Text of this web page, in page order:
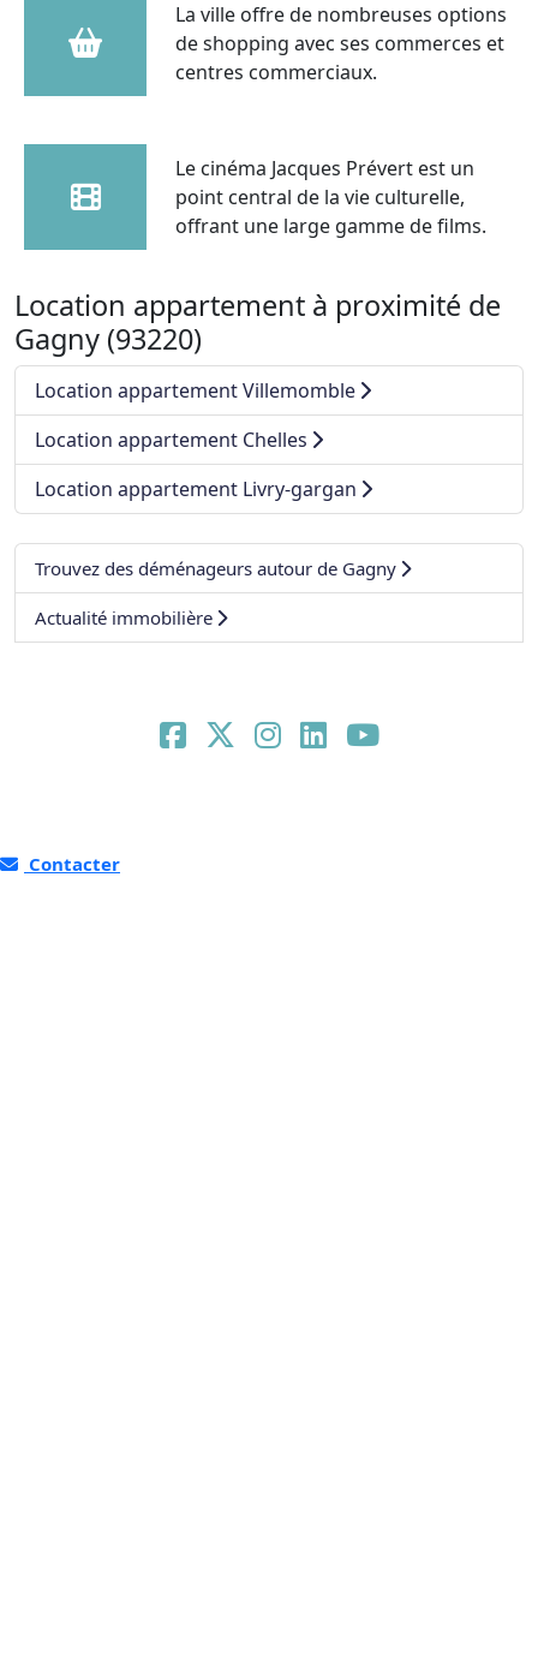
La ville offre de nombreuses options
de shopping avec ses commerces et
centres commerciaux.
Le cinéma Jacques Prévert est un
point central de la vie culturelle,
offrant une large gamme de films.
Location appartement à proximité de
Gagny (93220)
Location appartement Villemomble
Location appartement Chelles
Location appartement Livry-gargan
Trouvez des déménageurs autour de Gagny
Actualité immobilière
Contacter